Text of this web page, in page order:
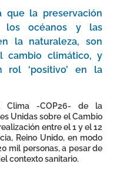
que la preservación
los océanos y las
la naturaleza, son
cambio climático, y
rol ‘positivo’ en la
Clima -COP26- de la
Unidas sobre el Cambio
entre el 1 y el 12
Reino Unido, en modo
mil personas, a pesar de
contexto sanitario.